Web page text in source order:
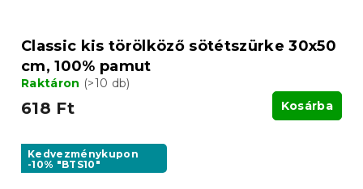
Classic kis törölköző sötétszürke 30x50
cm, 100% pamut
Raktáron (>10 db)
618 Ft Kosárba
Kedvezménykupon
-10% "BTS10"